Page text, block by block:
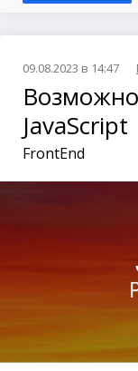
09.08.2023 в 14:47
JavaScript
FrontEnd